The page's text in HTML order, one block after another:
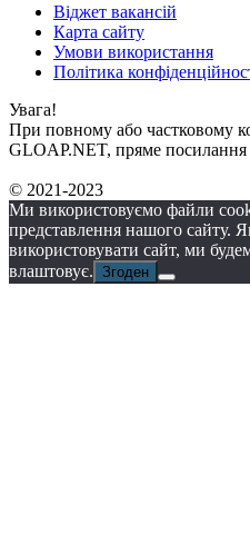
Віджет вакансій
Карта сайту
Умови використання
Політика
Увага!
При повному або частковому
GLOAP.NET, пряме посилання
© 2021-2023
Ми використовуємо файли
представлення нашого сайту.
використовувати сайт, ми
влаштовує. Згоден